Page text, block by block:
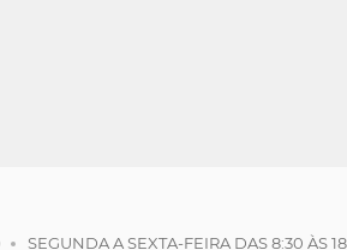
SEGUNDA A SEXTA-FEIRA DAS 8:30 ÀS